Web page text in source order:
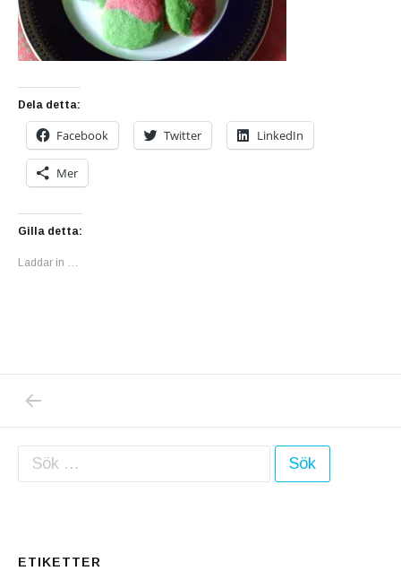
Dela detta:
Facebook Twitter LinkedIn
Mer
Gilla detta:
Laddar in …
Inläggsnavigering
Sök efter:
ETIKETTER